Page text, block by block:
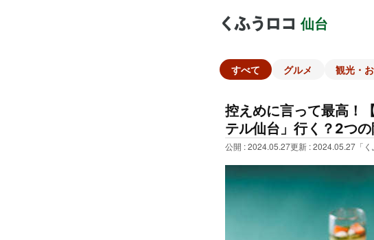
仙台
すべて グルメ 観光・
控えめに言って最高！
テル仙台」行く？2つ
公開 : 2024.05.27更新 : 2024.05.27 「